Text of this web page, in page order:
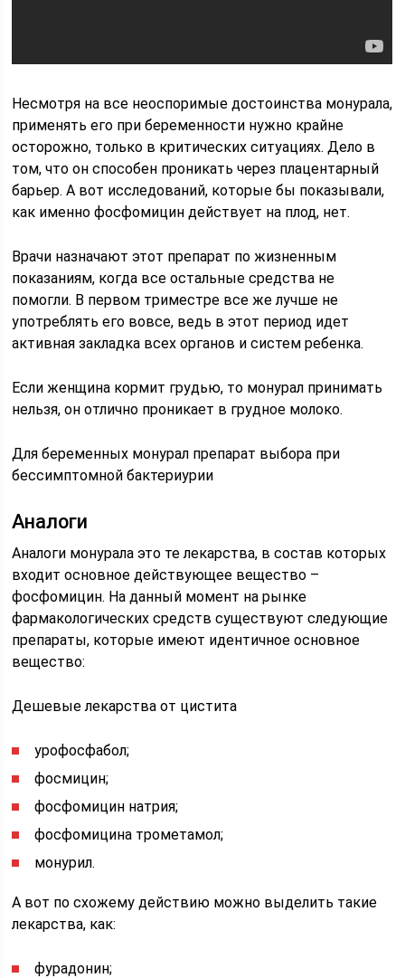
Несмотря на все неоспоримые достоинства монурала,
применять его при беременности нужно крайне
осторожно, только в критических ситуациях. Дело в
том, что он способен проникать через плацентарный
барьер. А вот исследований, которые бы показывали,
как именно фосфомицин действует на плод, нет.
Врачи назначают этот препарат по жизненным
показаниям, когда все остальные средства не
помогли. В первом триместре все же лучше не
употреблять его вовсе, ведь в этот период идет
активная закладка всех органов и систем ребенка.
Если женщина кормит грудью, то монурал принимать
нельзя, он отлично проникает в грудное молоко.
Для беременных монурал препарат выбора при
бессимптомной бактериурии
Аналоги
Аналоги монурала это те лекарства, в состав которых
входит основное действующее вещество –
фосфомицин. На данный момент на рынке
фармакологических средств существуют следующие
препараты, которые имеют идентичное основное
вещество:
Дешевые лекарства от цистита
урофосфабол;
фосмицин;
фосфомицин натрия;
фосфомицина трометамол;
монурил.
А вот по схожему действию можно выделить такие
лекарства, как:
фурадонин;